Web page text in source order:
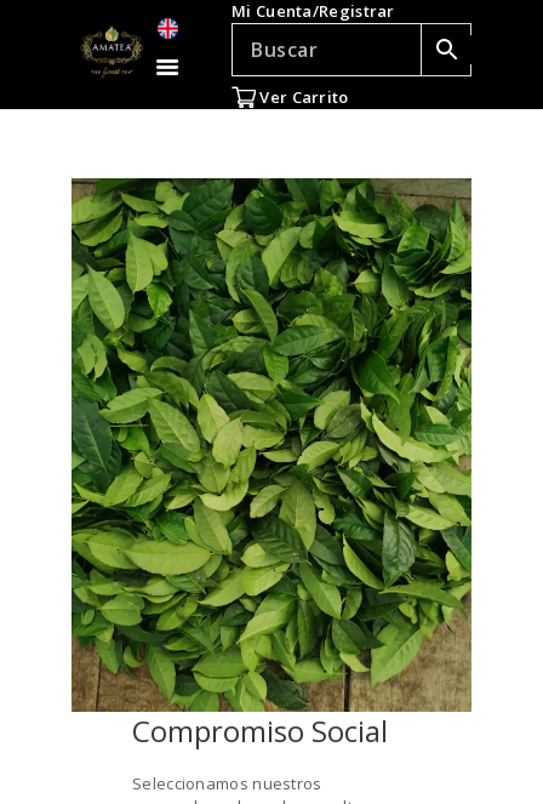
Mi Cuenta/Registrar
Ver Carrito
TÉ E INFUSIONES
ACCESORIOS
REGALOS
OFERTAS
VENTAS AL POR
MAYOR
EN
Compromiso Social
Seleccionamos nuestros